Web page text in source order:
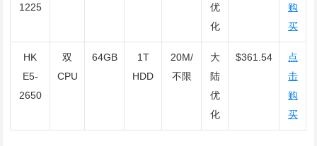
1225
优
化
购
买
HK
E5-
2650
双
CPU
64GB
1T
HDD
20M/
不限
大
陆
优
化
$361.54
点
击
购
买